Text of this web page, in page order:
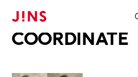
COORDINATE